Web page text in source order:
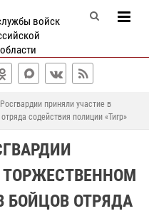
войск
приняли участие в
содействия полиции «Тигр»
БОЙЦОВ ОТРЯДА